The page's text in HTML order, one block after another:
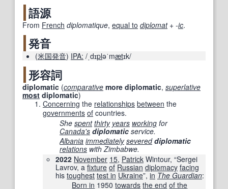
語源
From French diplomatique, equal to diplomat+‎ -ic.
発音
(米国発音) IPA: /ˌdɪpləˈmætɪk/
形容詞
diplomatic (comparative more diplomatic, superlative
most diplomatic)
Concerning the relationships between the
governments of countries.
She spent thirty years working for
Canada's diplomatic service.
Albania immediately severed diplomatic
relations with Zimbabwe.
2022 November 15, Patrick Wintour, “Sergei
Lavrov, a fixture of Russian diplomacy facing
his toughest test in Ukraine”, in The Guardian‎:
Born in 1950towards the end of the